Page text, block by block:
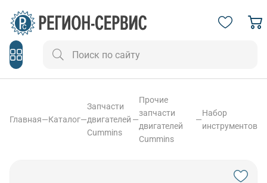
Главная—Каталог—
Запчасти
двигателей
Cummins
—
Прочие
запчасти
двигателей
Cummins
—
Набор
инструментов